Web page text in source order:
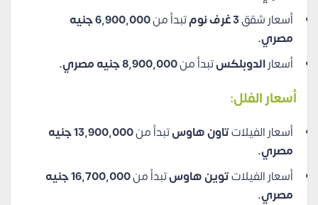
أسعار شقق
تبدأ من
6,900,000 جنيه
مصري.
أسعارالدوبلكستبدأ من8,900,000 جنيه مصري.
أسعار الفلل:
أسعار الفيلاتتاون هاوستبدأ من
13,900,000 جنيه
مصري.
أسعار الفيلاتتوين هاوستبدأ من
16,700,000 جنيه
مصري.